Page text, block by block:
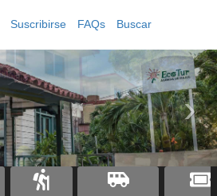
Suscribirse FAQs Buscar
›